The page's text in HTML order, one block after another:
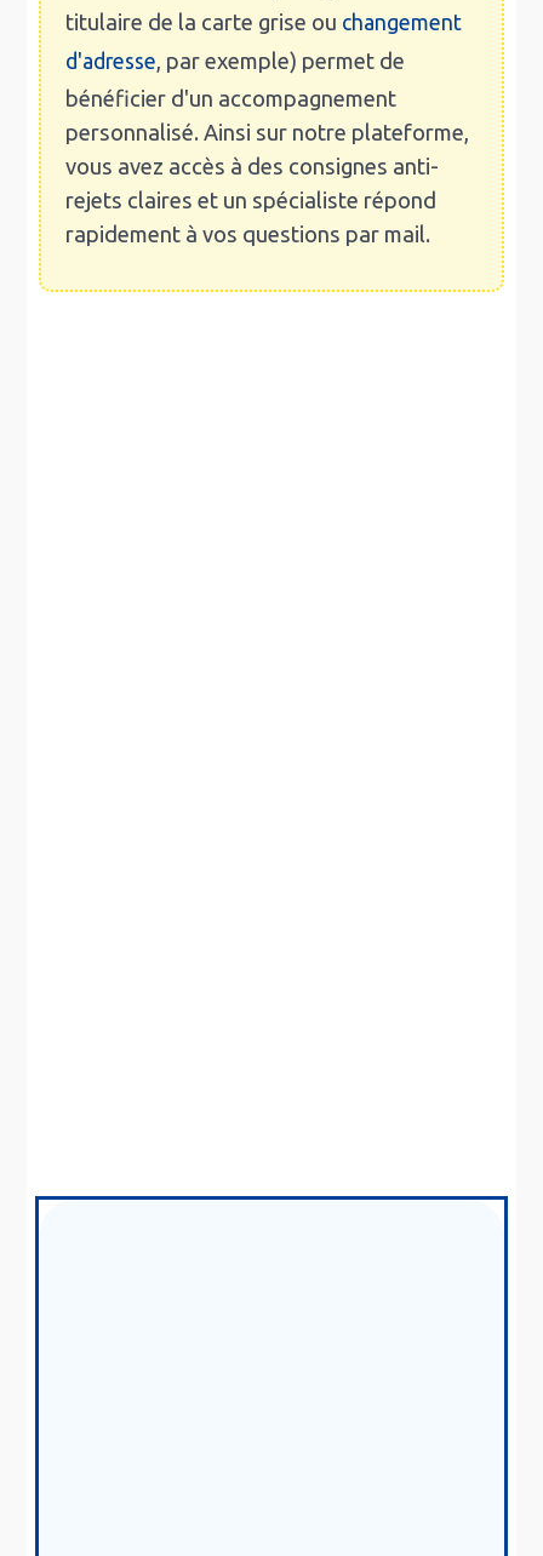
titulaire de la carte grise ou changement
d'adresse, par exemple) permet de
bénéficier d'un accompagnement
personnalisé. Ainsi sur notre plateforme,
vous avez accès à des consignes anti-
rejets claires et un spécialiste répond
rapidement à vos questions par mail.